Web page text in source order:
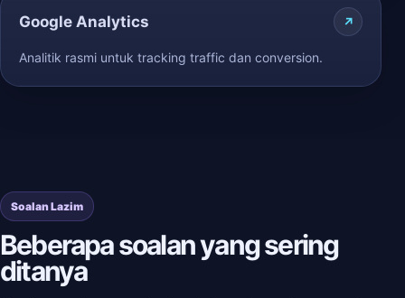
Google Analytics
Analitik rasmi untuk tracking traffic dan conversion.
Soalan Lazim
Beberapa soalan yang sering
ditanya